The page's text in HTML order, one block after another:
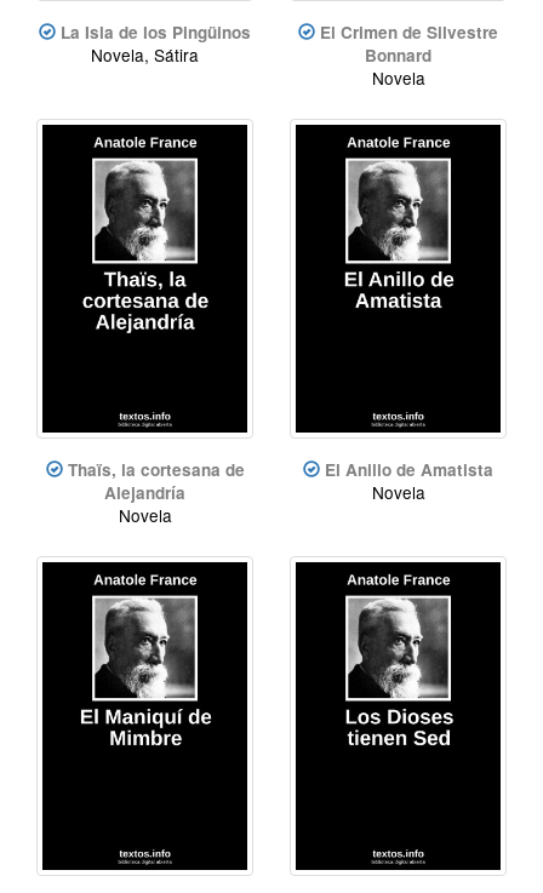
La Isla de los Pingüinos
Novela, Sátira
El Crimen de Silvestre
Bonnard
Novela
Thaïs, la cortesana de
Alejandría
Novela
El Anillo de Amatista
Novela